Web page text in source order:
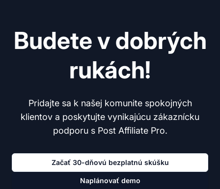
Budete v dobrých
rukách!
Pridajte sa k našej komunite spokojných
klientov a poskytujte vynikajúcu zákaznícku
podporu s Post Affiliate Pro.
Začať 30-dňovú bezplatnú skúšku
Naplánovať demo